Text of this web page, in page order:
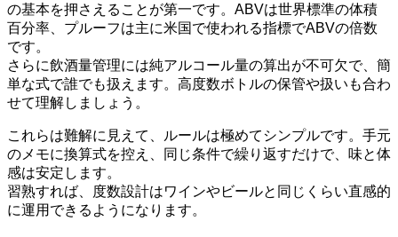
の基本を押さえることが第一です。ABVは世界標準の体積
百分率、プルーフは主に米国で使われる指標でABVの倍数
です。
さらに飲酒量管理には純アルコール量の算出が不可欠で、簡
単な式で誰でも扱えます。高度数ボトルの保管や扱いも合わ
せて理解しましょう。
これらは難解に見えて、ルールは極めてシンプルです。手元
のメモに換算式を控え、同じ条件で繰り返すだけで、味と体
感は安定します。
習熟すれば、度数設計はワインやビールと同じくらい直感的
に運用できるようになります。